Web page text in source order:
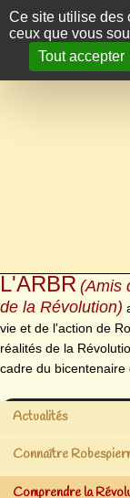
Panneau de gestion
Ce site utilise des
ceux que vous
Tout accepter
L'ARBR (Amis
de la Révolution)
vie et de l'action de
réalités de la
cadre du bicentenaire
Actualités
Connaître
Comprendre la